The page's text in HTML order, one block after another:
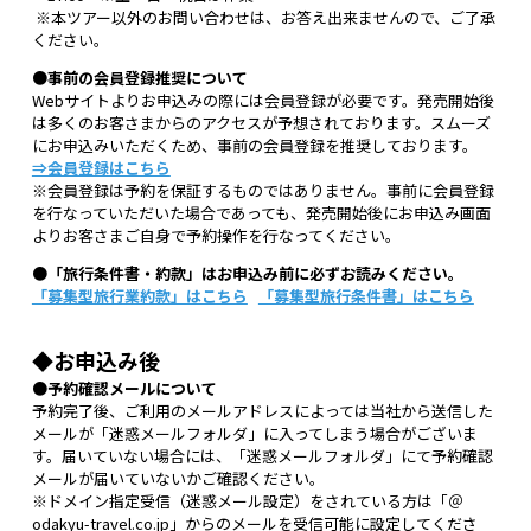
※本ツアー以外のお問い合わせは、お答え出来ませんので、ご了承
ください。
●事前の会員登録推奨について
Webサイトよりお申込みの際には会員登録が必要です。発売開始後
は多くのお客さまからのアクセスが予想されております。スムーズ
にお申込みいただくため、事前の会員登録を推奨しております。
⇒会員登録はこちら
※会員登録は予約を保証するものではありません。事前に会員登録
を行なっていただいた場合であっても、発売開始後にお申込み画面
よりお客さまご自身で予約操作を行なってください。
●「旅行条件書・約款」はお申込み前に必ずお読みください。
「募集型旅行業約款」はこちら
「募集型旅行条件書」はこちら
◆お申込み後
●予約確認メールについて
予約完了後、ご利用のメールアドレスによっては当社から送信した
メールが「迷惑メールフォルダ」に入ってしまう場合がございま
す。届いていない場合には、「迷惑メールフォルダ」にて予約確認
メールが届いていないかご確認ください。
※ドメイン指定受信（迷惑メール設定）をされている方は「＠
odakyu-travel.co.jp」からのメールを受信可能に設定してくださ